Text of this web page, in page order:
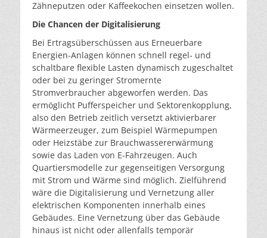
Zähneputzen oder Kaffeekochen einsetzen wollen.
Die Chancen der Digitalisierung
Bei Ertragsüberschüssen aus Erneuerbare
Energien-Anlagen können schnell regel- und
schaltbare flexible Lasten dynamisch zugeschaltet
oder bei zu geringer Stromernte
Stromverbraucher abgeworfen werden. Das
ermöglicht Pufferspeicher und Sektorenkopplung,
also den Betrieb zeitlich versetzt aktivierbarer
Wärmeerzeuger, zum Beispiel Wärmepumpen
oder Heizstäbe zur Brauchwassererwärmung
sowie das Laden von E-Fahrzeugen. Auch
Quartiersmodelle zur gegenseitigen Versorgung
mit Strom und Wärme sind möglich. Zielführend
wäre die Digitalisierung und Vernetzung aller
elektrischen Komponenten innerhalb eines
Gebäudes. Eine Vernetzung über das Gebäude
hinaus ist nicht oder allenfalls temporär